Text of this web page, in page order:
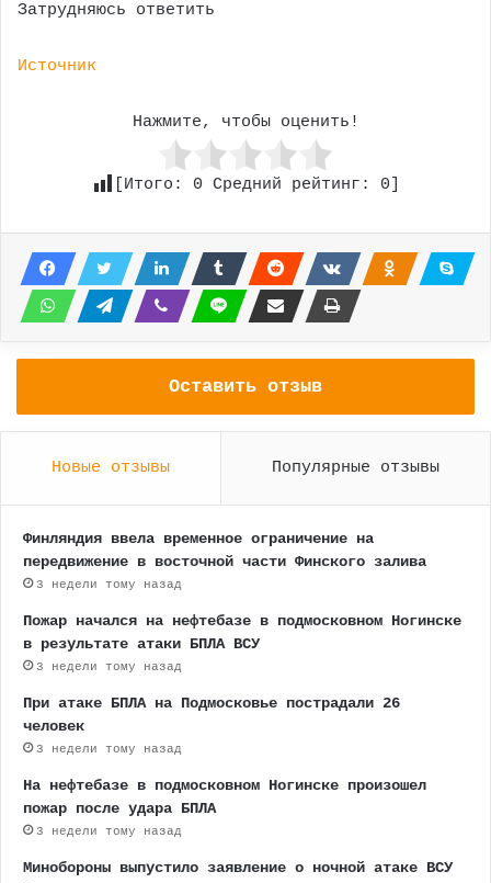
Затрудняюсь ответить
Источник
Нажмите, чтобы оценить!
[Итого: 0 Средний рейтинг: 0
Оставить отзыв
Новые отзывы Популярные отзывы
Финляндия ввела временное ограничение на
передвижение в восточной части Финского залива
3 недели тому назад
Пожар начался на нефтебазе в подмосковном Ногинске
в результате атаки БПЛА ВСУ
3 недели тому назад
При атаке БПЛА на Подмосковье пострадали 26
человек
3 недели тому назад
На нефтебазе в подмосковном Ногинске произошел
пожар после удара БПЛА
3 недели тому назад
Минобороны выпустило заявление о ночной атаке ВСУ